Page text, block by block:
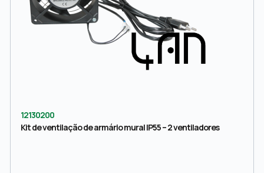
12130200
Kit de ventilação de armário mural IP55 – 2 ventiladores